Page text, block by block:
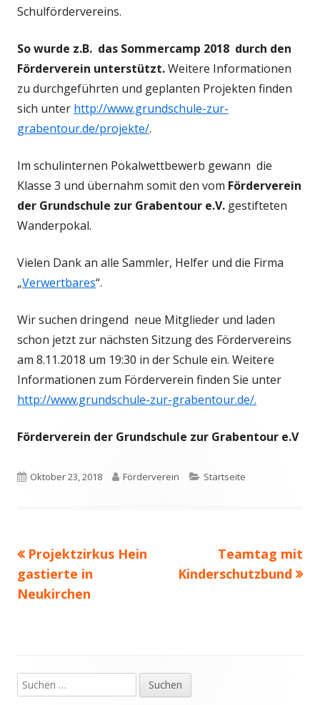
Schulfördervereins.
So wurde z.B. das Sommercamp 2018 durch den
Förderverein unterstützt.Weitere Informationen
zu durchgeführten und geplanten Projekten finden
sich unter http://www.grundschule-zur-
grabentour.de/projekte/.
Im schulinternen Pokalwettbewerb gewann die
Klasse 3 und übernahm somit den vom Förderverein
der Grundschule zur Grabentour e.V. gestifteten
Wanderpokal.
Vielen Dank an alle Sammler, Helfer und die Firma
„Verwertbares“.
Wir suchen dringend neue Mitglieder und laden
schon jetzt zur nächsten Sitzung des Fördervereins
am 8.11.2018 um 19:30 in der Schule ein. Weitere
Informationen zum Förderverein finden Sie unter
http://www.grundschule-zur-grabentour.de/.
Förderverein der Grundschule zur Grabentour e.V
Veröffentlicht
Oktober 23, 2018 Autor
Förderverein Kategorien
Startseite
Beitragsnavigation
Vorheriger
Beitrag:
Projektzirkus Hein
gastierte in
Neukirchen
Nächster
Beitrag
Teamtag mit
Kinderschutzbund
Haupt-
Suchen
nach: